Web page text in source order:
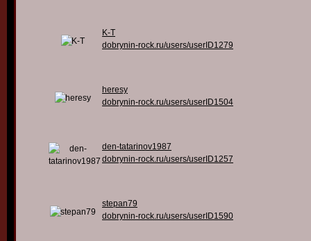
K-T
dobrynin-rock.ru/users/userID1279
heresy
dobrynin-rock.ru/users/userID1504
den-tatarinov1987
dobrynin-rock.ru/users/userID1257
stepan79
dobrynin-rock.ru/users/userID1590